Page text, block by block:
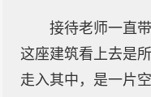
接待老师一直
这座建筑看上去是
走入其中，是一片